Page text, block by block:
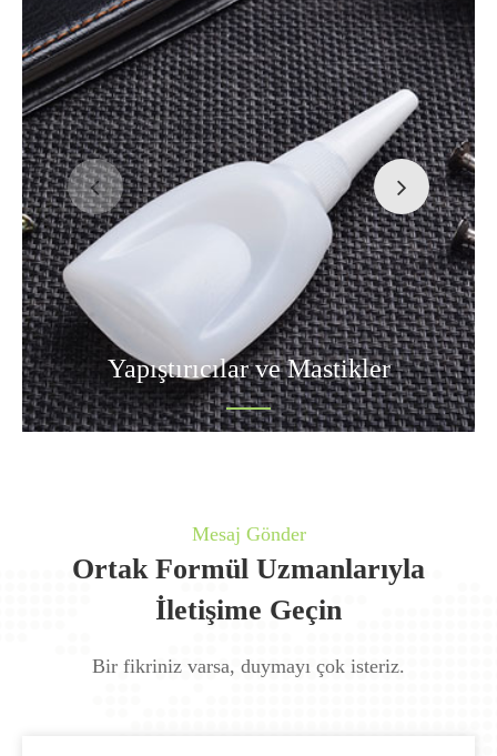
Yapıştırıcılar ve Mastikler
Mesaj Gönder
Ortak Formül Uzmanlarıyla
İletişime Geçin
Bir fikriniz varsa, duymayı çok isteriz.